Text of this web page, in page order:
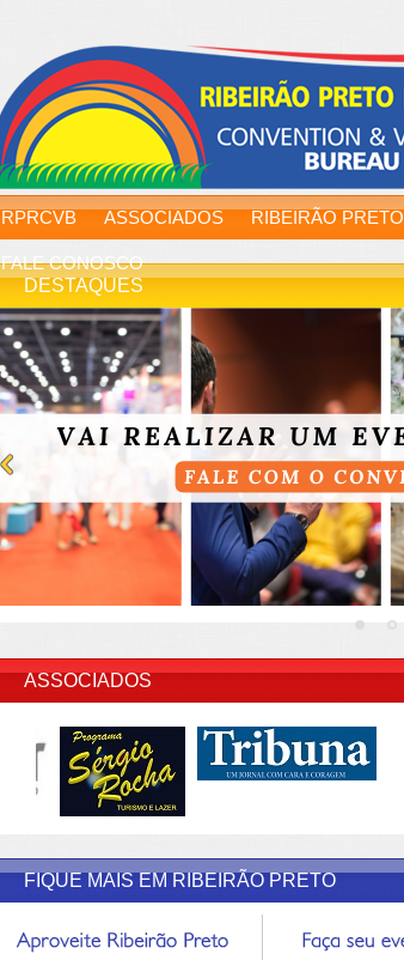
RPRCVB ASSOCIADOS RIBEIRÃO PRETO
FALE CONOSCO
DESTAQUES
ASSOCIADOS
FIQUE MAIS EM RIBEIRÃO PRETO